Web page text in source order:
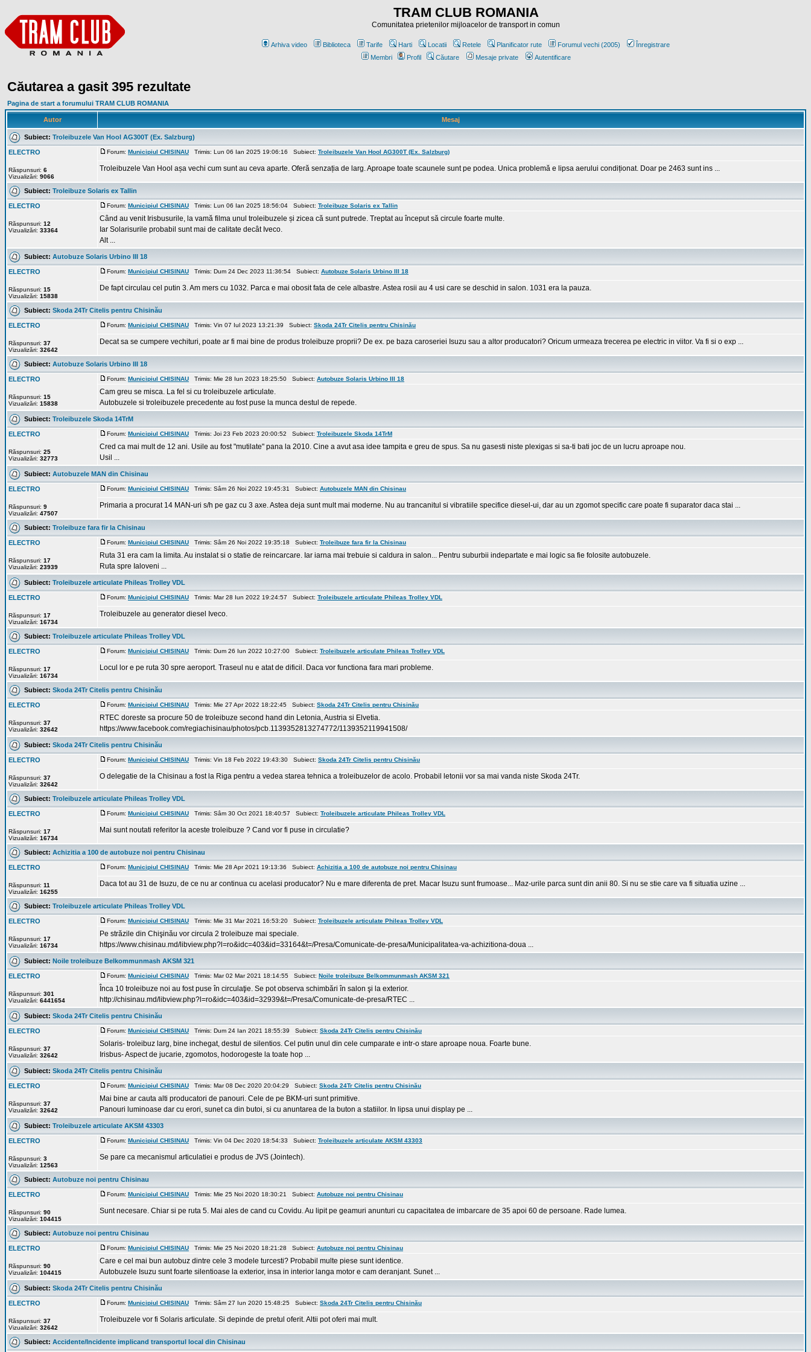
TRAM CLUB ROMANIA
Comunitatea prietenilor mijloacelor de transport in comun
Arhiva video Biblioteca Tarife Harti Locatii Retele Planificator rute Forumul vechi (2005)
Înregistrare
Membri
Profil Căutare Mesaje private Autentificare
Căutarea a gasit 395 rezultate
Pagina de start a forumului TRAM CLUB ROMANIA
Autor Mesaj
Subiect: Troleibuzele Van Hool AG300T (Ex. Salzburg)
ELECTRO
Răspunsuri: 6
Vizualizări: 9066
Forum: Municipiul CHISINAU Trimis: Lun 06 Ian 2025 19:06:16 Subiect: Troleibuzele Van Hool AG300T (Ex. Salzburg)
Troleibuzele Van Hool așa vechi cum sunt au ceva aparte. Oferă senzația de larg. Aproape toate scaunele sunt pe podea. Unica problemă e lipsa aerului condiționat. Doar pe 2463 sunt ins ...
Subiect: Troleibuze Solaris ex Tallin
ELECTRO
Răspunsuri: 12
Vizualizări: 33364
Forum: Municipiul CHISINAU Trimis: Lun 06 Ian 2025 18:56:04 Subiect: Troleibuze Solaris ex Tallin
Când au venit Irisbusurile, la vamă filma unul troleibuzele și zicea că sunt putrede. Treptat au început să circule foarte multe.
Iar Solarisurile probabil sunt mai de calitate decât Iveco.
Alt ...
Subiect: Autobuze Solaris Urbino III 18
ELECTRO
Răspunsuri: 15
Vizualizări: 15838
Forum: Municipiul CHISINAU Trimis: Dum 24 Dec 2023 11:36:54 Subiect: Autobuze Solaris Urbino III 18
De fapt circulau cel putin 3. Am mers cu 1032. Parca e mai obosit fata de cele albastre. Astea rosii au 4 usi care se deschid in salon. 1031 era la pauza.
Subiect: Skoda 24Tr Citelis pentru Chisinău
ELECTRO
Răspunsuri: 37
Vizualizări: 32642
Forum: Municipiul CHISINAU Trimis: Vin 07 Iul 2023 13:21:39 Subiect: Skoda 24Tr Citelis pentru Chisinău
Decat sa se cumpere vechituri, poate ar fi mai bine de produs troleibuze proprii? De ex. pe baza caroseriei Isuzu sau a altor producatori? Oricum urmeaza trecerea pe electric in viitor. Va fi si o exp ...
Subiect: Autobuze Solaris Urbino III 18
ELECTRO
Răspunsuri: 15
Vizualizări: 15838
Forum: Municipiul CHISINAU Trimis: Mie 28 Iun 2023 18:25:50 Subiect: Autobuze Solaris Urbino III 18
Cam greu se misca. La fel si cu troleibuzele articulate.
Autobuzele si troleibuzele precedente au fost puse la munca destul de repede.
Subiect: Troleibuzele Skoda 14TrM
ELECTRO
Răspunsuri: 25
Vizualizări: 32773
Forum: Municipiul CHISINAU Trimis: Joi 23 Feb 2023 20:00:52 Subiect: Troleibuzele Skoda 14TrM
Cred ca mai mult de 12 ani. Usile au fost "mutilate" pana la 2010. Cine a avut asa idee tampita e greu de spus. Sa nu gasesti niste plexigas si sa-ti bati joc de un lucru aproape nou.
Usil ...
Subiect: Autobuzele MAN din Chisinau
ELECTRO
Răspunsuri: 9
Vizualizări: 47507
Forum: Municipiul CHISINAU Trimis: Sâm 26 Noi 2022 19:45:31 Subiect: Autobuzele MAN din Chisinau
Primaria a procurat 14 MAN-uri s/h pe gaz cu 3 axe. Astea deja sunt mult mai moderne. Nu au trancanitul si vibratiile specifice diesel-ui, dar au un zgomot specific care poate fi suparator daca stai ...
Subiect: Troleibuze fara fir la Chisinau
ELECTRO
Răspunsuri: 17
Vizualizări: 23939
Forum: Municipiul CHISINAU Trimis: Sâm 26 Noi 2022 19:35:18 Subiect: Troleibuze fara fir la Chisinau
Ruta 31 era cam la limita. Au instalat si o statie de reincarcare. Iar iarna mai trebuie si caldura in salon... Pentru suburbii indepartate e mai logic sa fie folosite autobuzele.
Ruta spre Ialoveni ...
Subiect: Troleibuzele articulate Phileas Trolley VDL
ELECTRO
Răspunsuri: 17
Vizualizări: 16734
Forum: Municipiul CHISINAU Trimis: Mar 28 Iun 2022 19:24:57 Subiect: Troleibuzele articulate Phileas Trolley VDL
Troleibuzele au generator diesel Iveco.
Subiect: Troleibuzele articulate Phileas Trolley VDL
ELECTRO
Răspunsuri: 17
Vizualizări: 16734
Forum: Municipiul CHISINAU Trimis: Dum 26 Iun 2022 10:27:00 Subiect: Troleibuzele articulate Phileas Trolley VDL
Locul lor e pe ruta 30 spre aeroport. Traseul nu e atat de dificil. Daca vor functiona fara mari probleme.
Subiect: Skoda 24Tr Citelis pentru Chisinău
ELECTRO
Răspunsuri: 37
Vizualizări: 32642
Forum: Municipiul CHISINAU Trimis: Mie 27 Apr 2022 18:22:45 Subiect: Skoda 24Tr Citelis pentru Chisinău
RTEC doreste sa procure 50 de troleibuze second hand din Letonia, Austria si Elvetia.
https://www.facebook.com/regiachisinau/photos/pcb.1139352813274772/1139352119941508/
Subiect: Skoda 24Tr Citelis pentru Chisinău
ELECTRO
Răspunsuri: 37
Vizualizări: 32642
Forum: Municipiul CHISINAU Trimis: Vin 18 Feb 2022 19:43:30 Subiect: Skoda 24Tr Citelis pentru Chisinău
O delegatie de la Chisinau a fost la Riga pentru a vedea starea tehnica a troleibuzelor de acolo. Probabil letonii vor sa mai vanda niste Skoda 24Tr.
Subiect: Troleibuzele articulate Phileas Trolley VDL
ELECTRO
Răspunsuri: 17
Vizualizări: 16734
Forum: Municipiul CHISINAU Trimis: Sâm 30 Oct 2021 18:40:57 Subiect: Troleibuzele articulate Phileas Trolley VDL
Mai sunt noutati referitor la aceste troleibuze ? Cand vor fi puse in circulatie?
Subiect: Achizitia a 100 de autobuze noi pentru Chisinau
ELECTRO
Răspunsuri: 11
Vizualizări: 16255
Forum: Municipiul CHISINAU Trimis: Mie 28 Apr 2021 19:13:36 Subiect: Achizitia a 100 de autobuze noi pentru Chisinau
Daca tot au 31 de Isuzu, de ce nu ar continua cu acelasi producator? Nu e mare diferenta de pret. Macar Isuzu sunt frumoase... Maz-urile parca sunt din anii 80. Si nu se stie care va fi situatia uzine ...
Subiect: Troleibuzele articulate Phileas Trolley VDL
ELECTRO
Răspunsuri: 17
Vizualizări: 16734
Forum: Municipiul CHISINAU Trimis: Mie 31 Mar 2021 16:53:20 Subiect: Troleibuzele articulate Phileas Trolley VDL
Pe străzile din Chişinău vor circula 2 troleibuze mai speciale.
https://www.chisinau.md/libview.php?l=ro&idc=403&id=33164&t=/Presa/Comunicate-de-presa/Municipalitatea-va-achizitiona-doua ...
Subiect: Noile troleibuze Belkommunmash AKSM 321
ELECTRO
Răspunsuri: 301
Vizualizări: 6441654
Forum: Municipiul CHISINAU Trimis: Mar 02 Mar 2021 18:14:55 Subiect: Noile troleibuze Belkommunmash AKSM 321
Înca 10 troleibuze noi au fost puse în circulaţie. Se pot observa schimbări în salon şi la exterior.
http://chisinau.md/libview.php?l=ro&idc=403&id=32939&t=/Presa/Comunicate-de-presa/RTEC ...
Subiect: Skoda 24Tr Citelis pentru Chisinău
ELECTRO
Răspunsuri: 37
Vizualizări: 32642
Forum: Municipiul CHISINAU Trimis: Dum 24 Ian 2021 18:55:39 Subiect: Skoda 24Tr Citelis pentru Chisinău
Solaris- troleibuz larg, bine inchegat, destul de silentios. Cel putin unul din cele cumparate e intr-o stare aproape noua. Foarte bune.
Irisbus- Aspect de jucarie, zgomotos, hodorogeste la toate hop ...
Subiect: Skoda 24Tr Citelis pentru Chisinău
ELECTRO
Răspunsuri: 37
Vizualizări: 32642
Forum: Municipiul CHISINAU Trimis: Mar 08 Dec 2020 20:04:29 Subiect: Skoda 24Tr Citelis pentru Chisinău
Mai bine ar cauta alti producatori de panouri. Cele de pe BKM-uri sunt primitive.
Panouri luminoase dar cu erori, sunet ca din butoi, si cu anuntarea de la buton a statiilor. In lipsa unui display pe ...
Subiect: Troleibuzele articulate AKSM 43303
ELECTRO
Răspunsuri: 3
Vizualizări: 12563
Forum: Municipiul CHISINAU Trimis: Vin 04 Dec 2020 18:54:33 Subiect: Troleibuzele articulate AKSM 43303
Se pare ca mecanismul articulatiei e produs de JVS (Jointech).
Subiect: Autobuze noi pentru Chisinau
ELECTRO
Răspunsuri: 90
Vizualizări: 104415
Forum: Municipiul CHISINAU Trimis: Mie 25 Noi 2020 18:30:21 Subiect: Autobuze noi pentru Chisinau
Sunt necesare. Chiar si pe ruta 5. Mai ales de cand cu Covidu. Au lipit pe geamuri anunturi cu capacitatea de imbarcare de 35 apoi 60 de persoane. Rade lumea.
Subiect: Autobuze noi pentru Chisinau
ELECTRO
Răspunsuri: 90
Vizualizări: 104415
Forum: Municipiul CHISINAU Trimis: Mie 25 Noi 2020 18:21:28 Subiect: Autobuze noi pentru Chisinau
Care e cel mai bun autobuz dintre cele 3 modele turcesti? Probabil multe piese sunt identice.
Autobuzele Isuzu sunt foarte silentioase la exterior, insa in interior langa motor e cam deranjant. Sunet ...
Subiect: Skoda 24Tr Citelis pentru Chisinău
ELECTRO
Răspunsuri: 37
Vizualizări: 32642
Forum: Municipiul CHISINAU Trimis: Sâm 27 Iun 2020 15:48:25 Subiect: Skoda 24Tr Citelis pentru Chisinău
Troleibuzele vor fi Solaris articulate. Si depinde de pretul oferit. Altii pot oferi mai mult.
Subiect: Accidente/Incidente implicand transportul local din Chisinau